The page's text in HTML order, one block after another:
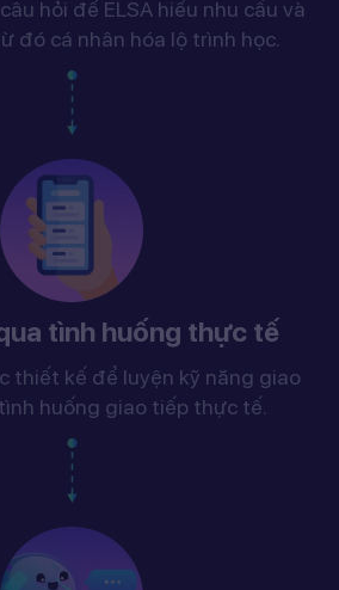
hỏi để ELSA hiểu nhu cầu và
đó cá nhân hóa lộ trình học.
tình huống thực tế
thiết kế để luyện kỹ năng giao
huống giao tiếp thực tế.